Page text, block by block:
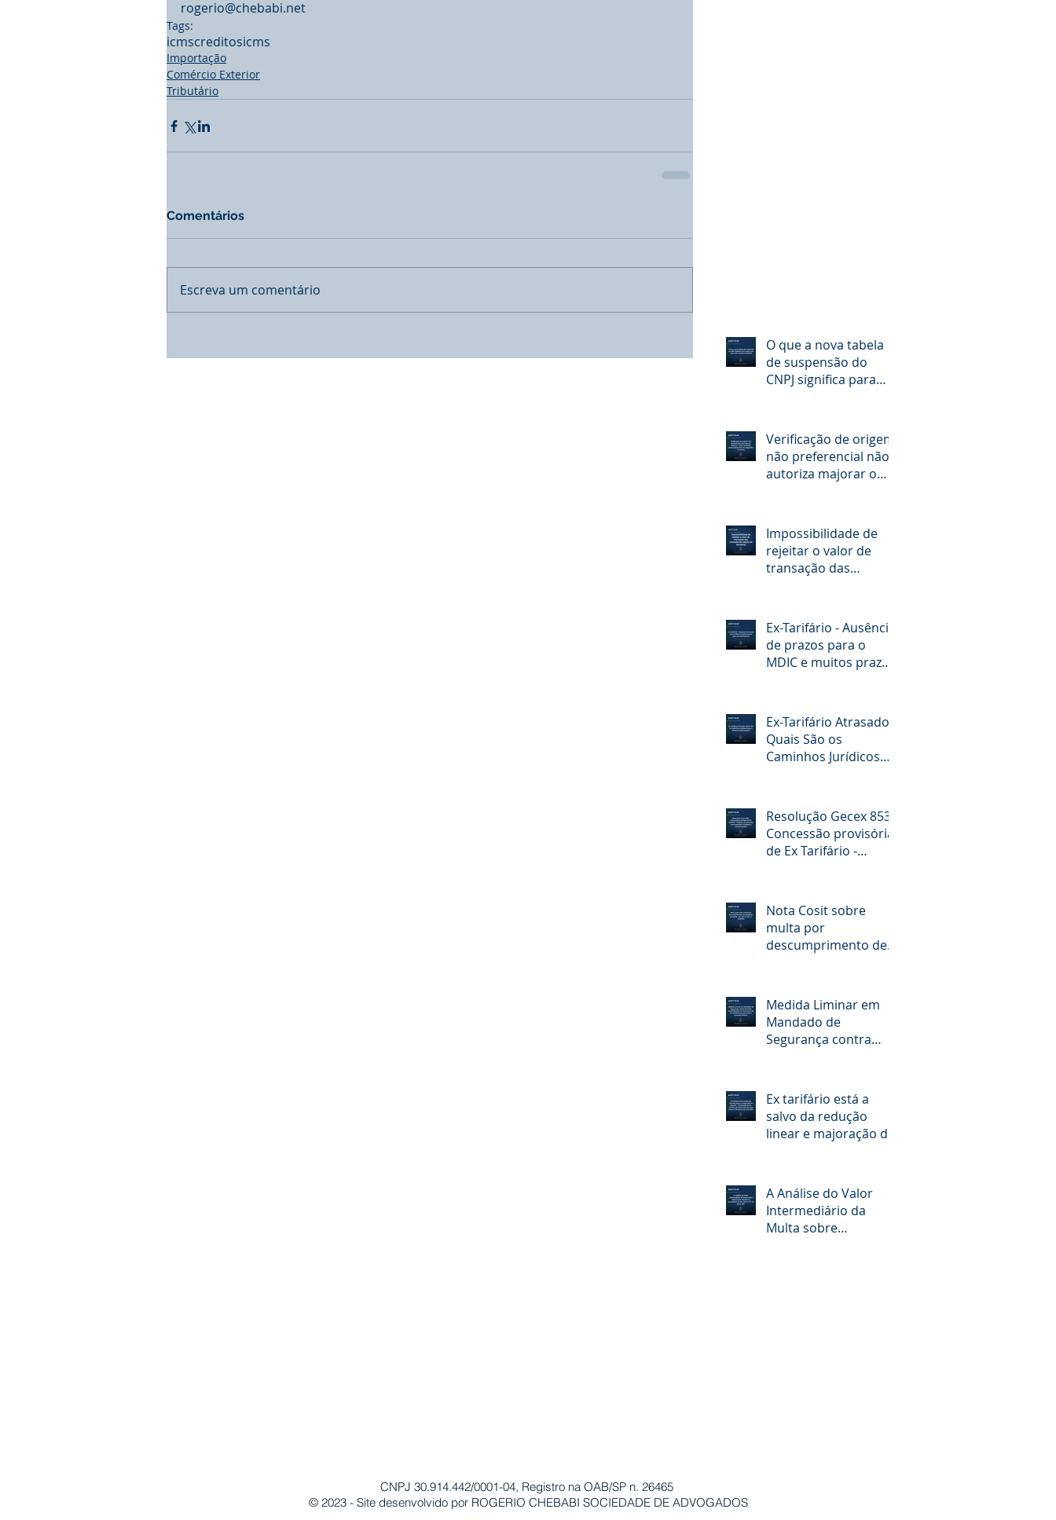
rogerio@chebabi.net
Tags:
icmscreditosicms
Importação
Comércio Exterior
Tributário
Comentários
Escreva um comentário
O que a nova tabela
de suspensão do
CNPJ significa para
Verificação de origem
não preferencial não
autoriza majorar o
específico do Gecex
Impossibilidade de
rejeitar o valor de
transação das
Ex-Tarifário - Ausência
de prazos para o
MDIC e muitos prazos
Ex-Tarifário Atrasado:
Quais São os
Caminhos Jurídicos
Resolução Gecex 853 -
Concessão provisória
de Ex Tarifário -
manifesta e solução
judicial
Nota Cosit sobre
multa por
descumprimento de
214/2025
Medida Liminar em
Mandado de
Segurança contra
Processos de Ex-
Tarifário por não
envio à Consulta
Pública
Ex tarifário está a
salvo da redução
linear e majoração de
Demonstrativo dos
Gastos Tributários da
LOA 2026
A Análise do Valor
Intermediário da
Multa sobre
CNPJ 30.914.442/0001-04, Registro na OAB/SP n. 26465
© 2023 - Site desenvolvido por ROGERIO CHEBABI SOCIEDADE DE ADVOGADOS